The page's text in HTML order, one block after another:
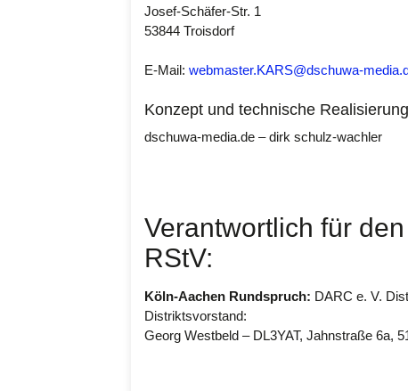
Josef-Schäfer-Str. 1
53844 Troisdorf
E-Mail: webmaster.KARS@dschuwa-
Konzept und technische
dschuwa-media.de – dirk schulz-wachler
Verantwortlich für
RStV:
Köln-Aachen Rundspruch: DARC e. V.
Distriktsvorstand:
Georg Westbeld – DL3YAT, Jahnstraße 6a,